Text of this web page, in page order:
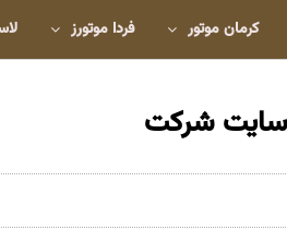
کرمان موتور فردا موتورز
سایت شرکت